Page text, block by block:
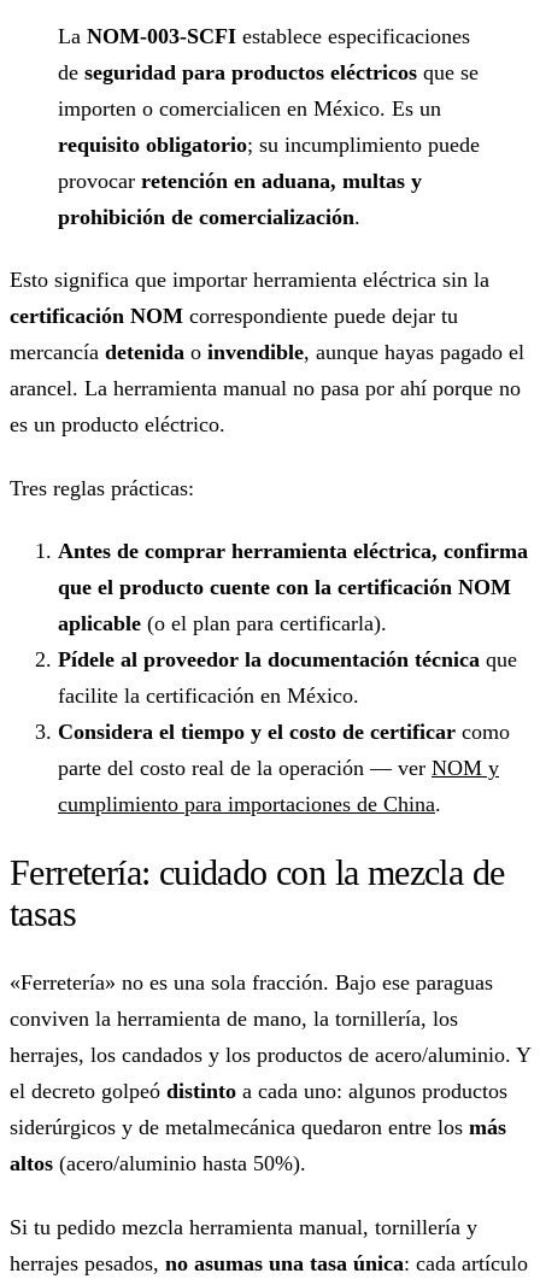
La NOM-003-SCFI establece especificaciones
de seguridad para productos eléctricos que se
importen o comercialicen en México. Es un
requisito obligatorio; su incumplimiento puede
provocar retención en aduana, multas y
prohibición de comercialización.
Esto significa que importar herramienta eléctrica sin la
certificación NOM correspondiente puede dejar tu
mercancía detenida o invendible, aunque hayas pagado el
arancel. La herramienta manual no pasa por ahí porque no
es un producto eléctrico.
Tres reglas prácticas:
Antes de comprar herramienta eléctrica, confirma
que el producto cuente con la certificación NOM
aplicable (o el plan para certificarla).
Pídele al proveedor la documentación técnica que
facilite la certificación en México.
Considera el tiempo y el costo de certificar como
parte del costo real de la operación — ver NOM y
cumplimiento para importaciones de China.
Ferretería: cuidado con la mezcla de
tasas
«Ferretería» no es una sola fracción. Bajo ese paraguas
conviven la herramienta de mano, la tornillería, los
herrajes, los candados y los productos de acero/aluminio. Y
el decreto golpeó distinto a cada uno: algunos productos
siderúrgicos y de metalmecánica quedaron entre los más
altos (acero/aluminio hasta 50%).
Si tu pedido mezcla herramienta manual, tornillería y
herrajes pesados, no asumas una tasa única: cada artículo